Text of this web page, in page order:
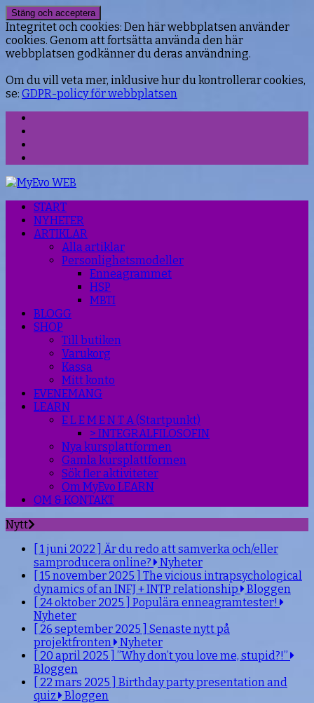
Integritet och cookies: Den här webbplatsen använder
cookies. Genom att fortsätta använda den här
webbplatsen godkänner du deras användning.
Om du vill veta mer, inklusive hur du kontrollerar cookies,
se: GDPR-policy för webbplatsen
START
NYHETER
ARTIKLAR
Alla artiklar
Personlighetsmodeller
Enneagrammet
HSP
MBTI
BLOGG
SHOP
Till butiken
Varukorg
Kassa
Mitt konto
EVENEMANG
LEARN
E L E M E N T A (Startpunkt)
> INTEGRALFILOSOFIN
Nya kursplattformen
Gamla kursplattformen
Sök fler aktiviteter
Om MyEvo LEARN
OM & KONTAKT
Nytt
[ 1 juni 2022 ] Är du redo att samverka och/eller
samproducera online?
Nyheter
[ 15 november 2025 ] The vicious intrapsychological
dynamics of an INFJ + INTP relationship
Bloggen
[ 24 oktober 2025 ] Populära enneagramtester!
Nyheter
[ 26 september 2025 ] Senaste nytt på
projektfronten
Nyheter
[ 20 april 2025 ] ”Why don’t you love me, stupid?!”
Bloggen
[ 22 mars 2025 ] Birthday party presentation and
quiz
Bloggen